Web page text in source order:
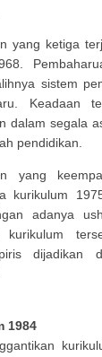
yang ketiga
sistem
Keadaan
dalam segala
pendidikan.
yang
kurikulum
adanya
kurikulum
dijadikan
1984